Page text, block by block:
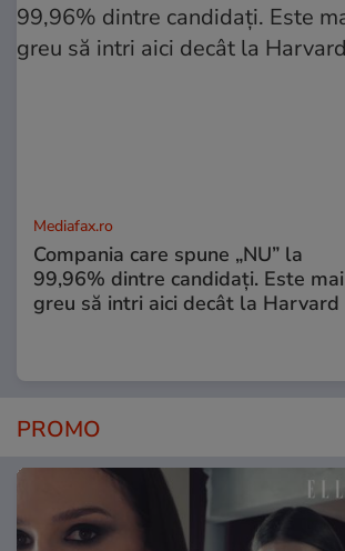
Mediafax.ro
Compania care spune „NU” la
99,96% dintre candidați. Este mai
greu să intri aici decât la Harvard
PROMO